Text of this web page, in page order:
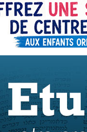
3 personnes viennent
Odaya vient de donner son
2 personnes viennent de
13 personnes viennent de
Il reste 49 places pour
3 personnes viennent de
2 personnes viennent de